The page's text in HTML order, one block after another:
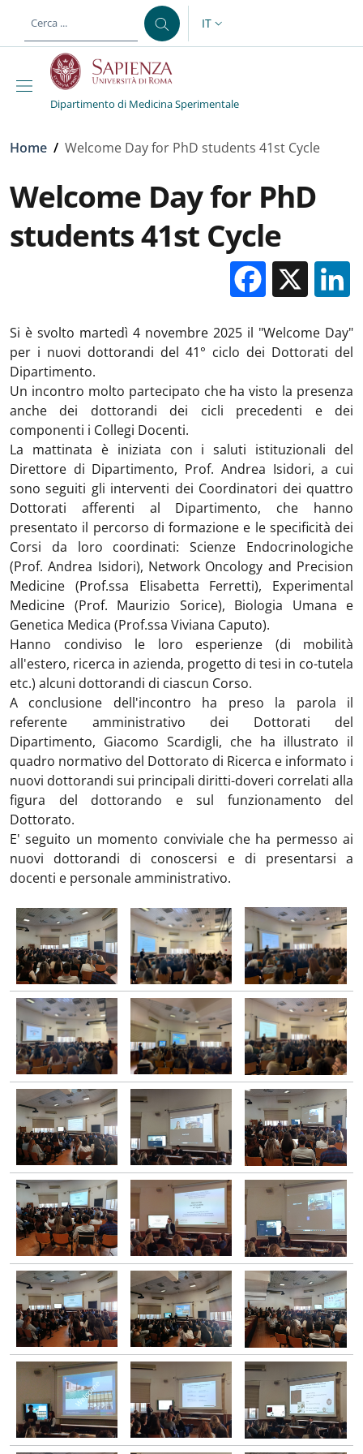
al contenuto principale
SELETTORE LINGUA:
IT
Dipartimento di Medicina Sperimentale
Briciole di pane
Home / Welcome Day for PhD students 41st Cycle
Welcome Day for PhD
students 41st Cycle
X
Si è svolto martedì 4 novembre 2025 il "Welcome Day"
per i nuovi dottorandi del 41° ciclo dei Dottorati del
Dipartimento.
Un incontro molto partecipato che ha visto la presenza
anche dei dottorandi dei cicli precedenti e dei
componenti i Collegi Docenti.
La mattinata è iniziata con i saluti istituzionali del
Direttore di Dipartimento, Prof. Andrea Isidori, a cui
sono seguiti gli interventi dei Coordinatori dei quattro
Dottorati afferenti al Dipartimento, che hanno
presentato il percorso di formazione e le specificità dei
Corsi da loro coordinati: Scienze Endocrinologiche
(Prof. Andrea Isidori), Network Oncology and Precision
Medicine (Prof.ssa Elisabetta Ferretti), Experimental
Medicine (Prof. Maurizio Sorice), Biologia Umana e
Genetica Medica (Prof.ssa Viviana Caputo).
Hanno condiviso le loro esperienze (di mobilità
all'estero, ricerca in azienda, progetto di tesi in co-tutela
etc.) alcuni dottorandi di ciascun Corso.
A conclusione dell'incontro ha preso la parola il
referente amministrativo dei Dottorati del
Dipartimento, Giacomo Scardigli, che ha illustrato il
quadro normativo del Dottorato di Ricerca e informato i
nuovi dottorandi sui principali diritti-doveri correlati alla
figura del dottorando e sul funzionamento del
Dottorato.
E' seguito un momento conviviale che ha permesso ai
nuovi dottorandi di conoscersi e di presentarsi a
docenti e personale amministrativo.